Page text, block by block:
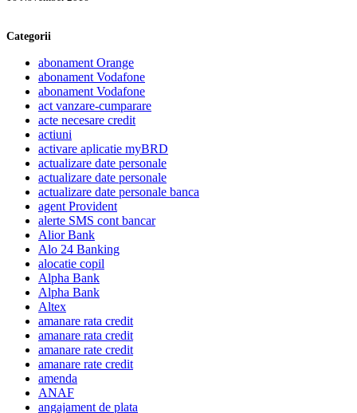
Categorii
abonament Orange
abonament Vodafone
abonament Vodafone
act vanzare-cumparare
acte necesare credit
actiuni
activare aplicatie myBRD
actualizare date personale
actualizare date personale
actualizare date personale banca
agent Provident
alerte SMS cont bancar
Alior Bank
Alo 24 Banking
alocatie copil
Alpha Bank
Alpha Bank
Altex
amanare rata credit
amanare rata credit
amanare rate credit
amanare rate credit
amenda
ANAF
angajament de plata